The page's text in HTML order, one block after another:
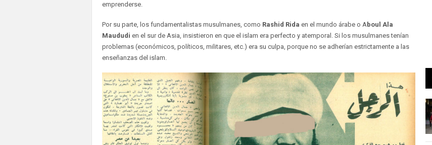
emprenderse.
Por su parte, los fundamentalistas musulmanes, como Rashid Rida en el mundo árabe o Aboul Ala
Maududi en el sur de Asia, insistieron en que el islam era perfecto y atemporal. Si los musulmanes tenían
problemas (económicos, políticos, militares, etc.) era su culpa, porque no se adherían estrictamente a las
enseñanzas del islam.